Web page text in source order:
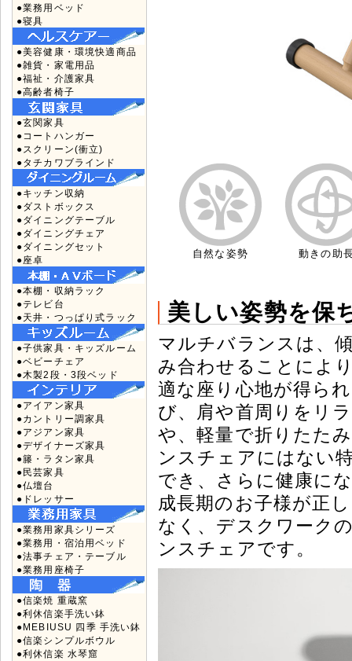
●業務用ベッド
●寝具
●美容健康・環境快適商品
●雑貨・家電用品
●福祉・介護家具
●高齢者椅子
●玄関家具
●コートハンガー
●スクリーン(衝立)
●タチカワブラインド
●キッチン収納
●ダストボックス
●ダイニングテーブル
●ダイニングチェア
●ダイニングセット
●座卓
●本棚・収納ラック
●テレビ台
●天井・つっぱり式ラック
●子供家具・キッズルーム
●ベビーチェア
●木製2段・3段ベッド
●アイアン家具
●カントリー調家具
●アジアン家具
●デザイナーズ家具
●籐・ラタン家具
●民芸家具
●仏壇台
●ドレッサー
●業務用家具シリーズ
●業務用・宿泊用ベッド
●法事チェア・テーブル
●業務用座椅子
●信楽焼 重蔵窯
●利休信楽手洗い鉢
●MEBIUSU 四季 手洗い鉢
●信楽シンプルボウル
●利休信楽 水琴窟
自然な姿勢 動きの助
美しい姿勢を保
マルチバランスは、
み合わせることによ
適な座り心地が得ら
び、肩や首周りをリ
や、軽量で折りたた
ンスチェアにはない
でき、さらに健康に
成長期のお子様が正
なく、デスクワーク
ンスチェアです。